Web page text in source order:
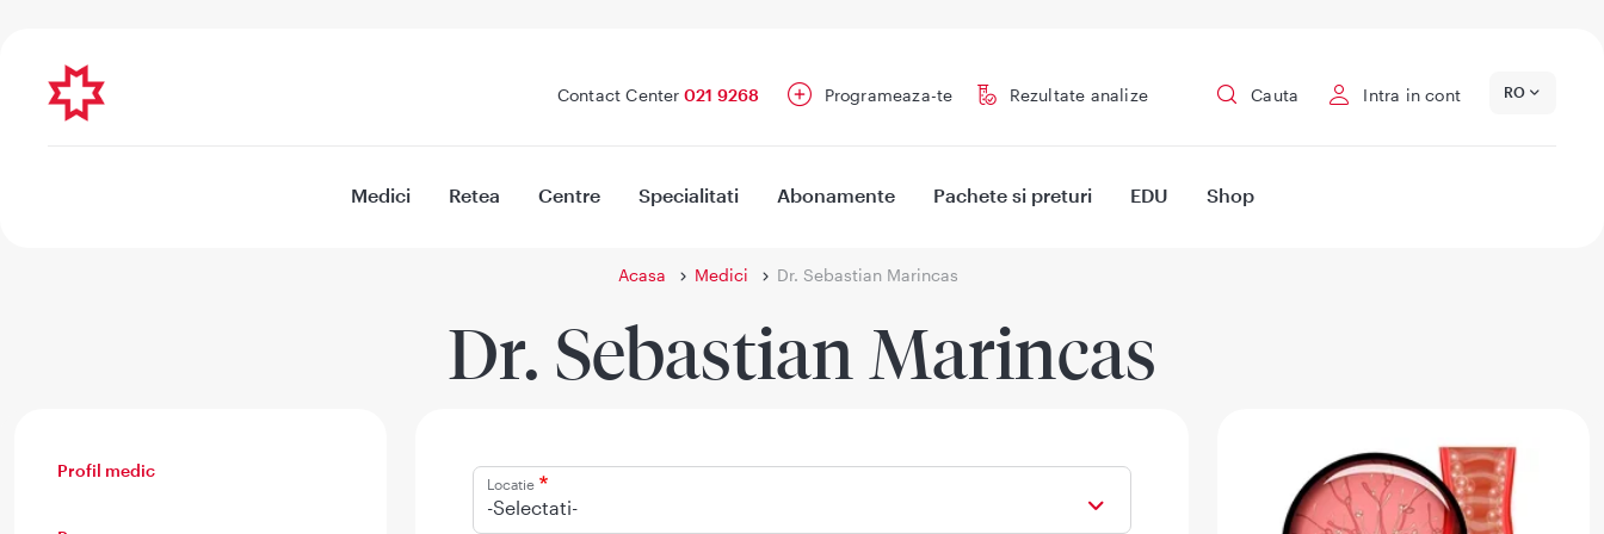
Contact Center 021 9268 Programeaza-te Rezultate analize Cauta Intra in cont RO
Medici Retea Centre Specialitati Abonamente Pachete si preturi EDU Shop
Acasa Medici Dr. Sebastian Marincas
Dr. Sebastian Marincas
Profil medic
Locatie
-Selectati-